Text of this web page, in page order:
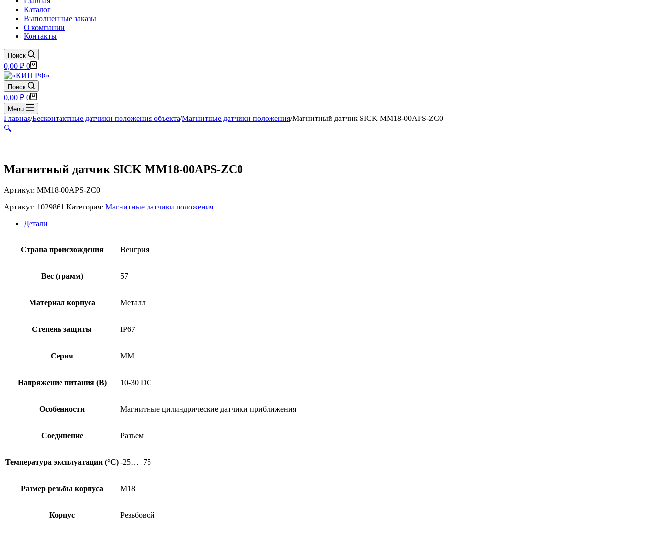
Каталог
Выполненные заказы
О компании
Контакты
Поиск
Корзина
0,00 ₽ 0
Поиск
Корзина
0,00 ₽ 0
Menu
Главная/Бесконтактные датчики положения объекта/Магнитные датчики положения/Магнитный датчик SICK MM18-00APS-ZC0
🔍
Магнитный датчик SICK MM18-00APS-ZC0
Артикул: MM18-00APS-ZC0
Артикул: 1029861 Категория: Магнитные датчики положения
Детали
Страна происхождения Венгрия
Вес (грамм) 57
Материал корпуса Металл
Степень защиты IP67
Серия MM
Напряжение питания (В) 10-30 DC
Особенности Магнитные цилиндрические датчики приближения
Соединение Разъем
Температура эксплуатации (°C) -25…+75
Размер резьбы корпуса M18
Корпус Резьбовой